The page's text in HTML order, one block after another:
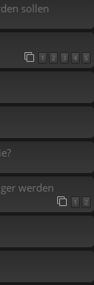
sollen
1 2 3 4 5
werden
1 2